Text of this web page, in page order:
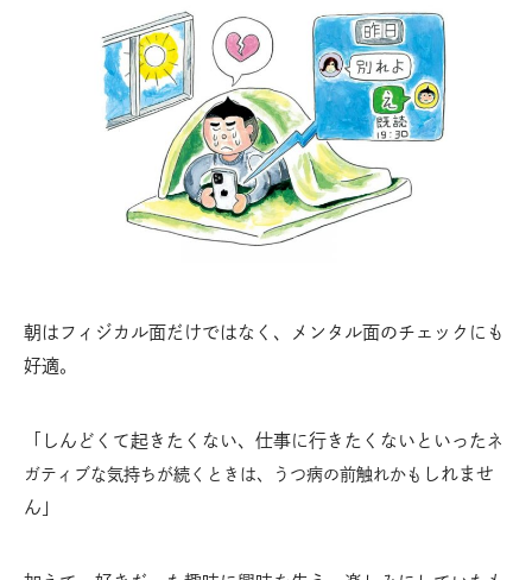
朝はフィジカル面だけではなく、メンタル面のチェックにも
好適。
「しんどくて起きたくない、仕事に行きたくないといったネ
ガティブな気持ちが続くときは、うつ病の前触れかも しれませ
ん」